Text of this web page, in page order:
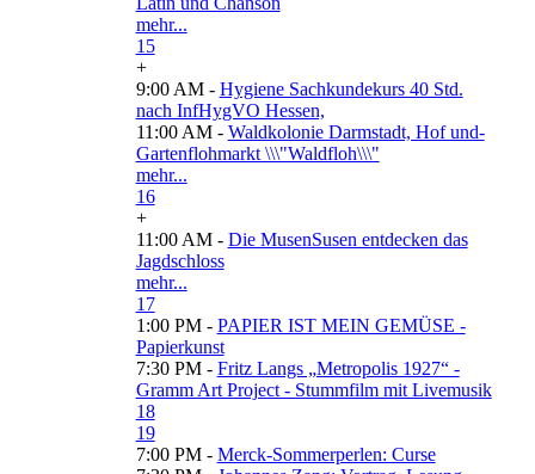
mehr...
15
+
9:00 AM - Hygiene Sachkundekurs 40 Std.
nach InfHygVO Hessen,
11:00 AM - Waldkolonie Darmstadt, Hof und-
Gartenflohmarkt \\\"Waldfloh\\\"
mehr...
16
+
11:00 AM - Die MusenSusen entdecken das
Jagdschloss
mehr...
17
1:00 PM - PAPIER IST MEIN GEMÜSE -
Papierkunst
7:30 PM - Fritz Langs „Metropolis 1927“ -
Gramm Art Project - Stummfilm mit Livemusik
18
19
7:00 PM - Merck-Sommerperlen: Curse